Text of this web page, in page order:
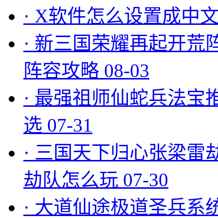
· X软件怎么设置成中
· 新三国荣耀再起开荒
阵容攻略 08-03
· 最强祖师仙蛇兵法宝
选 07-31
· 三国天下归心张梁雷
劫队怎么玩 07-30
· 大道仙途极道圣兵系